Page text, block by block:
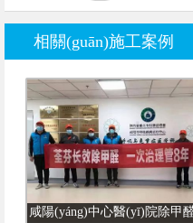
相關(guān)施工案例